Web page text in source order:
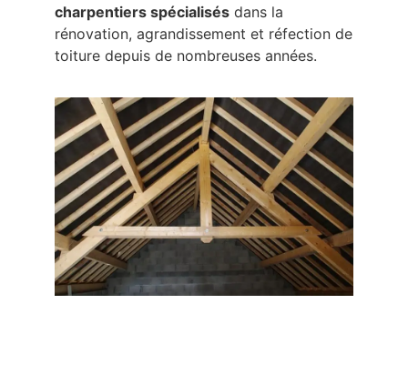
charpentiers spécialisés dans la
rénovation, agrandissement et réfection de
toiture depuis de nombreuses années.